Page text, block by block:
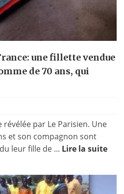
une fillette vendue
de 70 ans, qui
révélée par Le Parisien. Une
et son compagnon sont
leur fille de ... Lire la suite